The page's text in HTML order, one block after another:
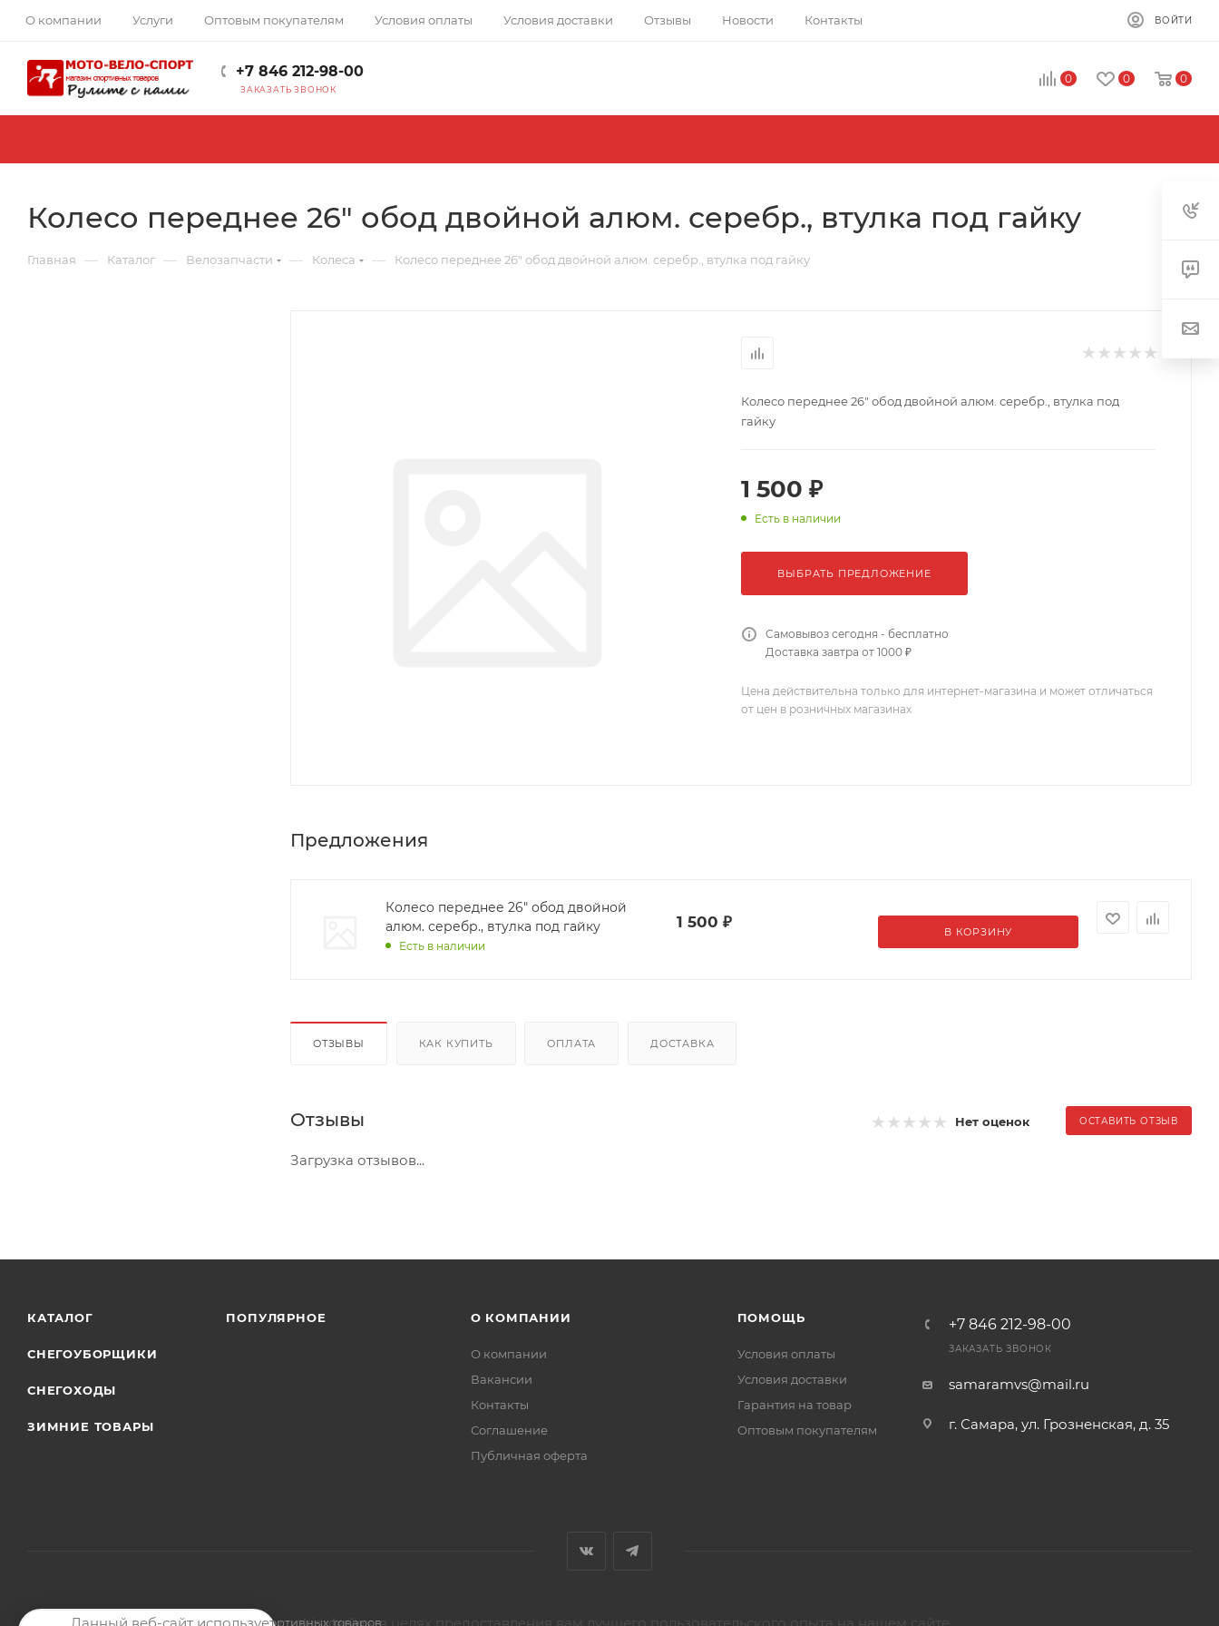
О компании Услуги Оптовым покупателям Условия оплаты Условия доставки Отзывы Новости Контакты ВОЙТИ
+7 846 212-98-00
ЗАКАЗАТЬ ЗВОНОК
0 0 0
Колесо переднее 26" обод двойной алюм. серебр., втулка под гайку
Главная — Каталог — Велозапчасти — Колеса — Колесо переднее 26" обод двойной алюм. серебр., втулка под гайку
Колесо переднее 26" обод двойной алюм. серебр., втулка под
гайку
1 500 ₽
Есть в наличии
ВЫБРАТЬ ПРЕДЛОЖЕНИЕ
Самовывоз сегодня - бесплатно
Доставка завтра от 1000 ₽
Цена действительна только для интернет-магазина и может отличаться
от цен в розничных магазинах
Предложения
Колесо переднее 26" обод двойной
алюм. серебр., втулка под гайку
Есть в наличии
1 500 ₽
В КОРЗИНУ
ОТЗЫВЫ КАК КУПИТЬ ОПЛАТА ДОСТАВКА
Отзывы Нет оценок ОСТАВИТЬ ОТЗЫВ
Загрузка отзывов...
КАТАЛОГ
СНЕГОУБОРЩИКИ
СНЕГОХОДЫ
ЗИМНИЕ ТОВАРЫ
ПОПУЛЯРНОЕ О КОМПАНИИ
О компании
Вакансии
Контакты
Соглашение
Публичная оферта
ПОМОЩЬ
Условия оплаты
Условия доставки
Гарантия на товар
Оптовым покупателям
+7 846 212-98-00
ЗАКАЗАТЬ ЗВОНОК
samaramvs@mail.ru
г. Самара, ул. Грозненская, д. 35
2026 © Магазин мото-велотехники и спортивных товаров